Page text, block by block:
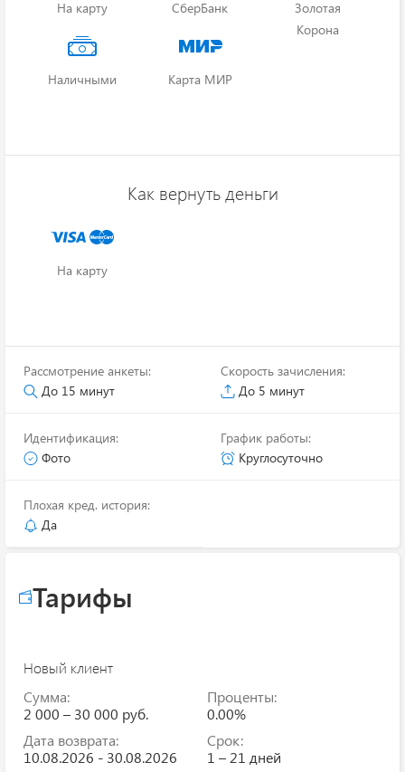
На карту СберБанк
Золотая
Корона
Наличными Карта МИР
Как вернуть деньги
На карту
Рассмотрение анкеты:
До 15 минут
Скорость зачисления:
До 5 минут
Идентификация:
Фото
График работы:
Круглосуточно
Плохая кред. история:
Да
Тарифы
Новый клиент
Сумма:
2 000 – 30 000 руб.
Проценты:
0.00%
Дата возврата:
10.08.2026 - 30.08.2026
Срок:
1 – 21 дней